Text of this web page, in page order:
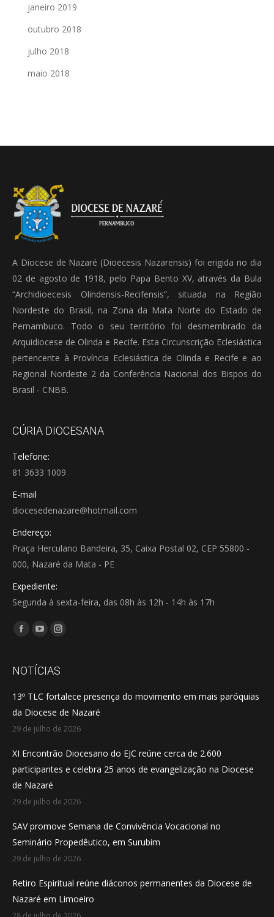
janeiro 2019
outubro 2018
julho 2018
maio 2018
A Diocese de Nazaré (Dioecesis Nazarensis) foi erigida no dia
02 de agosto de 1918, pelo Papa Bento XV, através da Bula
“Archidioecesis Olindensis-Recifensis”, situada na Região
Nordeste do Brasil, na Zona da Mata Norte do Estado de
Pernambuco. Todo o seu território foi desmembrado da
Arquidiocese de Olinda e Recife. Esta Circunscrição Eclesiástica
pertencente à Província Eclesiástica de Olinda e Recife e ao
Regional Nordeste 2 da Conferência Nacional dos Bispos do
Brasil - CNBB.
CÚRIA DIOCESANA
Telefone:
81 3633 1009
E-mail
diocesedenazare@hotmail.com
Endereço:
Praça Herculano Bandeira, 35, Caixa Postal 02, CEP 55800 -
000, Nazaré da Mata - PE
Expediente:
Segunda à sexta-feira, das 08h às 12h - 14h às 17h
Encontre-nos em:
Facebook
opens
new
window
YouTube
opens
new
window
Instagram
opens
new
window
NOTÍCIAS
13º TLC fortalece presença do movimento em mais paróquias
da Diocese de Nazaré
29 de julho de 2026
XI Encontrão Diocesano do EJC reúne cerca de 2.600
participantes e celebra 25 anos de evangelização na Diocese
de Nazaré
29 de julho de 2026
SAV promove Semana de Convivência Vocacional no
Seminário Propedêutico, em Surubim
29 de julho de 2026
Retiro Espiritual reúne diáconos permanentes da Diocese de
Nazaré em Limoeiro